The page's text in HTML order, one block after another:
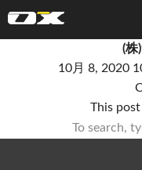
(株
10月 8, 2020
This